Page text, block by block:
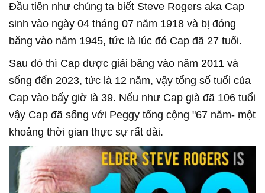
Đầu tiên như chúng ta biết Steve Rogers aka Cap
sinh vào ngày 04 tháng 07 năm 1918 và bị đóng
băng vào năm 1945, tức là lúc đó Cap đã 27 tuổi.
Sau đó thì Cap được giải băng vào năm 2011 và
sống đến 2023, tức là 12 năm, vậy tổng số tuổi của
Cap vào bấy giờ là 39. Nếu như Cap già đã 106 tuổi
vậy Cap đã sống với Peggy tổng cộng "67 năm- một
khoảng thời gian thực sự rất dài.